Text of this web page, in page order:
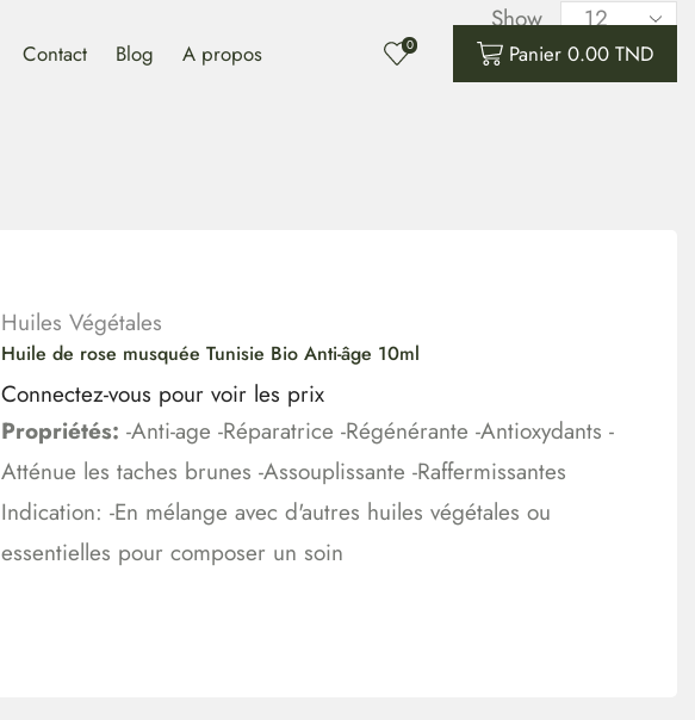
Contact Blog A propos 0 Panier 0.00 TND
Show
Huiles Végétales
Huile de rose musquée Tunisie Bio Anti-âge 10ml
Connectez-vous pour voir les prix
Propriétés: -Anti-age -Réparatrice -Régénérante -Antioxydants -
Atténue les taches brunes -Assouplissante -Raffermissantes
Indication: -En mélange avec d'autres huiles végétales ou
essentielles pour composer un soin